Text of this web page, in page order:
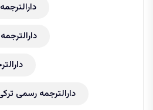
دارالترجمه رسمی